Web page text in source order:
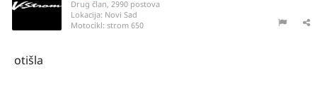
Drug član, 2990 postova
Lokacija: Novi Sad
Motocikl: strom 650
otišla